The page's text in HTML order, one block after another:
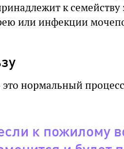
к семейству
или инфекции
нормальный
к пожилому